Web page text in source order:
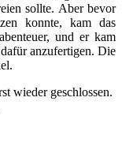
sollte. Aber bevor
konnte, kam das
und er kam
anzufertigen. Die
wieder geschlossen.